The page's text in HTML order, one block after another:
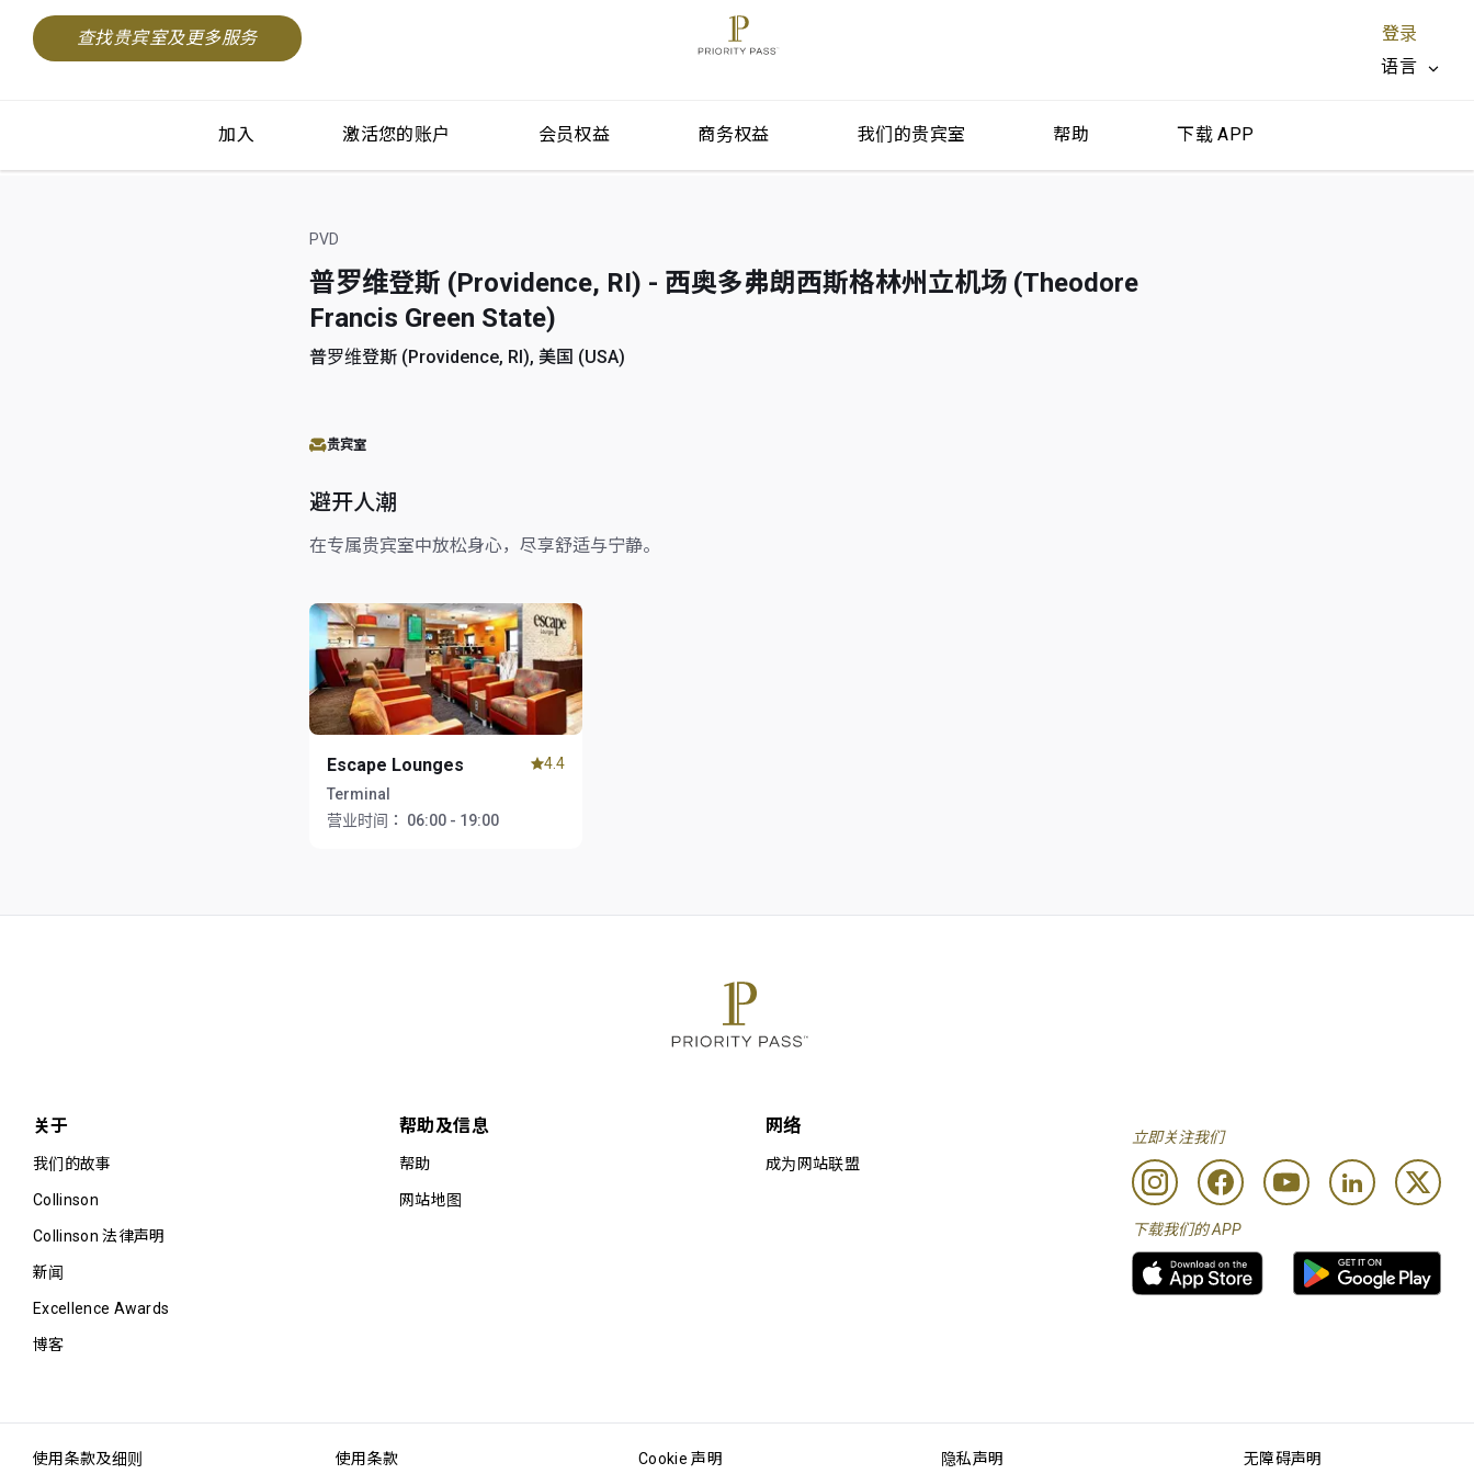
查找贵宾室及更多服务
登录
语言
加入 激活您的账户 会员权益 商务权益 我们的贵宾室 帮助 下载 APP
PVD
普罗维登斯 (Providence, RI) - 西奥多弗朗西斯格林州立机场 (Theodore
Francis Green State)
普罗维登斯 (Providence, RI), 美国 (USA)
贵宾室
避开人潮
在专属贵宾室中放松身心，尽享舒适与宁静。
Escape Lounges
Terminal
营业时间：
06:00 - 19:00
4.4
关于
我们的故事
Collinson
Collinson 法律声明
新闻
Excellence Awards
博客
帮助及信息
帮助
网站地图
网络
成为网站联盟
立即关注我们
下载我们的 APP
使用条款及细则 使用条款 Cookie 声明 隐私声明 无障碍声明